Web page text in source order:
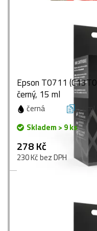
Epson T0711
černý, 15 ml
černá 15 ml
Skladem > 9 ks
278 Kč
230 Kč bez DPH